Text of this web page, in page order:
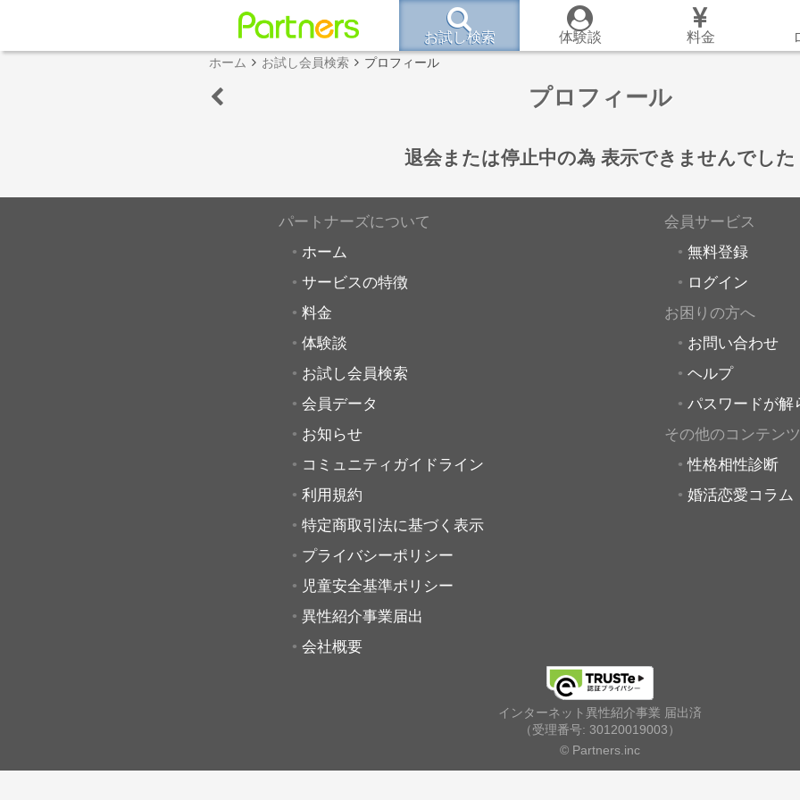
お試し検索 体験談 料金
ホーム お試し会員検索 プロフィール
プロフィール
退会または停止中の為 表示できませんでした
パートナーズについて
ホーム
サービスの特徴
料金
体験談
お試し会員検索
会員データ
お知らせ
コミュニティガイドライン
利用規約
特定商取引法に基づく表示
プライバシーポリシー
児童安全基準ポリシー
異性紹介事業届出
会社概要
会員サービス
無料登録
ログイン
お困りの方へ
お問い合わせ
ヘルプ
パスワードが解
その他のコンテンツ
性格相性診断
婚活恋愛コラム
インターネット異性紹介事業 届出済
（受理番号: 30120019003）
© Partners.inc